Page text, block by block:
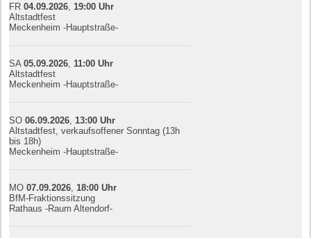
FR04.09.2026 19:00 Uhr
Altstadtfest
Meckenheim -Hauptstraße-
SA05.09.2026 11:00 Uhr
Altstadtfest
Meckenheim -Hauptstraße-
SO06.09.2026 13:00 Uhr
Altstadtfest, verkaufsoffener Sonntag (13h
bis 18h)
Meckenheim -Hauptstraße-
MO07.09.2026 18:00 Uhr
BfM-Fraktionssitzung
Rathaus -Raum Altendorf-